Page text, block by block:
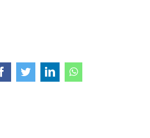
FacebookTwitterLinkedInWhatsApp